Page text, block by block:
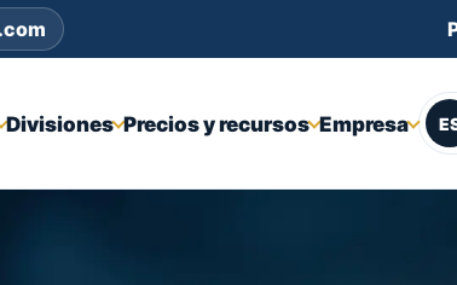
Divisiones Precios y recursos Empresa